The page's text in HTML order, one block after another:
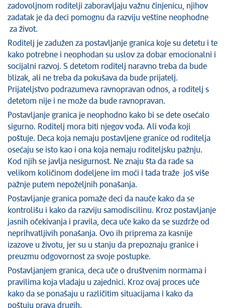
zadovoljnom roditelji zaboravljaju važnu činjenicu, njihov
zadatak je da deci pomognu da razviju veštine neophodne
za život.
Roditelj je zadužen za postavljanje granica koje su detetu i te
kako potrebne i neophodan su uslov za dobar emocionalni i
socijalni razvoj. S detetom roditelj naravno treba da bude
blizak, ali ne treba da pokušava da bude prijatelj.
Prijateljstvo podrazumeva ravnopravan odnos, a roditelj s
detetom nije i ne može da bude ravnopravan.
Postavljanje granica je neophodno kako bi se dete osećalo
sigurno. Roditelj mora biti njegov vođa. Ali vođa koji
poštuje. Deca koja nemaju postavljene granice od roditelja
osećaju se isto kao i ona koja nemaju roditeljsku pažnju.
Kod njih se javlja nesigurnost. Ne znaju šta da rade sa
velikom količinom dodeljene im moći i tada traže još više
pažnje putem nepoželjnih ponašanja.
Postavljanje granica pomaže deci da nauče kako da se
kontrolišu i kako da razviju samodiscilinu. Kroz postavljanje
jasnih očekivanja i pravila, deca uče kako da se suzdrže od
neprihvatljivih ponašanja. Ovo ih priprema za kasnije
izazove u životu, jer su u stanju da prepoznaju granice i
preuzmu odgovornost za svoje postupke.
Postavljanjem granica, deca uče o društvenim normama i
pravilima koja vladaju u zajednici. Kroz ovaj proces uče
kako da se ponašaju u različitim situacijama i kako da
poštuju prava drugih.